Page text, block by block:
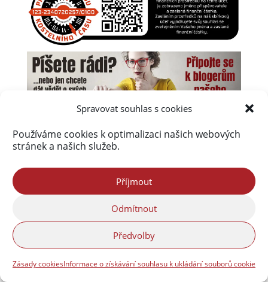
Spravovat souhlas s cookies
Používáme cookies k optimalizaci našich webových
stránek a našich služeb.
Příjmout
Odmítnout
Předvolby
Zásady cookiesInformace o získávání souhlasu k ukládání souborů cookie